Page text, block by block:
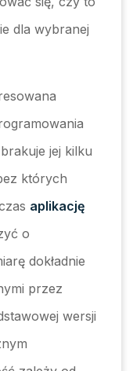
dla wybranej
jej kilku
których
aplikację
o
dokładnie
przez
wersji